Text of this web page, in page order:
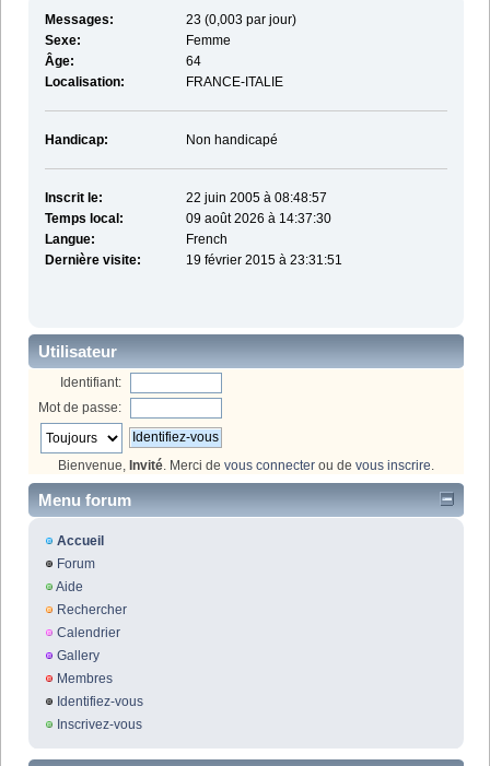
Messages:
23 (0,003 par jour)
Sexe:
Femme
Âge:
64
Localisation:
FRANCE-ITALIE
Handicap: Non handicapé
Inscrit le:
22 juin 2005 à 08:48:57
Temps local:
09 août 2026 à 14:37:30
Langue:
French
Dernière visite:
19 février 2015 à 23:31:51
Utilisateur
Identifiant:
Mot de passe:
Bienvenue, Invité . Merci de vous connecter ou de vous inscrire
Menu forum
Accueil
Forum
Aide
Rechercher
Calendrier
Gallery
Membres
Identifiez-vous
Inscrivez-vous